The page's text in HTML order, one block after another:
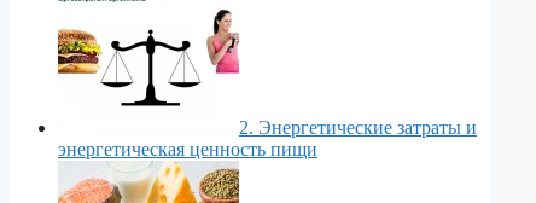
2. Энергетические затраты и
энергетическая ценность пищи